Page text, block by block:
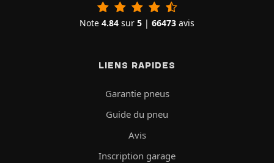
Note 4.84 sur 5 | 66473 avis
LIENS RAPIDES
Garantie pneus
Guide du pneu
Avis
Inscription garage